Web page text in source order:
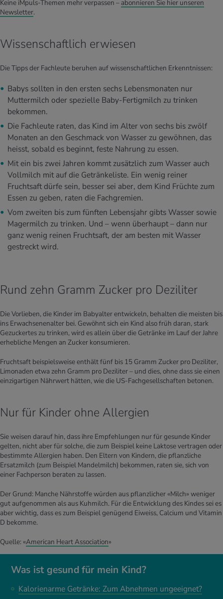
Keine iMpuls-Themen mehr verpassen – abonnieren Sie hier unseren
Newsletter.
Wissenschaftlich erwiesen
Die Tipps der Fachleute beruhen auf wissenschaftlichen Erkenntnissen:
Babys sollten in den ersten sechs Lebensmonaten nur
Muttermilch oder spezielle Baby-Fertigmilch zu trinken
bekommen.
Die Fachleute raten, das Kind im Alter von sechs bis zwölf
Monaten an den Geschmack von Wasser zu gewöhnen, das
heisst, sobald es beginnt, feste Nahrung zu essen.
Mit ein bis zwei Jahren kommt zusätzlich zum Wasser auch
Vollmilch mit auf die Getränkeliste. Ein wenig reiner
Fruchtsaft dürfe sein, besser sei aber, dem Kind Früchte zum
Essen zu geben, raten die Fachgremien.
Vom zweiten bis zum fünften Lebensjahr gibts Wasser sowie
Magermilch zu trinken. Und – wenn überhaupt – dann nur
ganz wenig reinen Fruchtsaft, der am besten mit Wasser
gestreckt wird.
Rund zehn Gramm Zucker pro Deziliter
Die Vorlieben, die Kinder im Babyalter entwickeln, behalten die meisten bis
ins Erwachsenenalter bei. Gewöhnt sich ein Kind also früh daran, stark
Gezuckertes zu trinken, wird es allein über die Getränke im Lauf der Jahre
erhebliche Mengen an Zucker konsumieren.
Fruchtsaft beispielsweise enthält fünf bis 15 Gramm Zucker pro Deziliter,
Limonaden etwa zehn Gramm pro Deziliter – und dies, ohne dass sie einen
einzigartigen Nährwert hätten, wie die US-Fachgesellschaften betonen.
Nur für Kinder ohne Allergien
Was ist gesund für mein Kind?
Kalorienarme Getränke: Zum Abnehmen ungeeignet?
Sie weisen darauf hin, dass ihre Empfehlungen nur für gesunde Kinder
gelten, nicht aber für solche, die zum Beispiel keine Laktose vertragen oder
bestimmte Allergien haben. Den Eltern von Kindern, die pflanzliche
Ersatzmilch (zum Beispiel Mandelmilch) bekommen, raten sie, sich von
einer Fachperson beraten zu lassen.
Der Grund: Manche Nährstoffe würden aus pflanzlicher «Milch» weniger
gut aufgenommen als aus Kuhmilch. Für die Entwicklung des Kindes sei es
aber wichtig, dass es zum Beispiel genügend Eiweiss, Calcium und Vitamin
D bekomme.
Quelle: «American Heart Association»